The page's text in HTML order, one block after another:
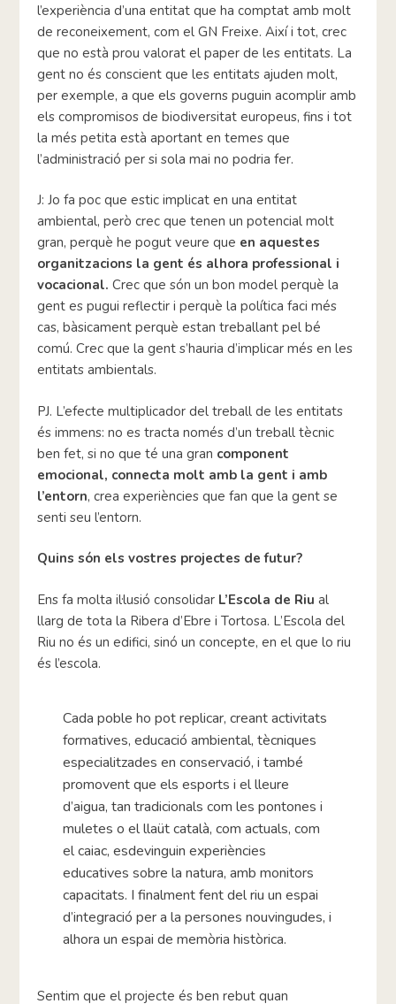
l’experiència d’una entitat que ha comptat amb molt
de reconeixement, com el GN Freixe. Així i tot, crec
que no està prou valorat el paper de les entitats. La
gent no és conscient que les entitats ajuden molt,
per exemple, a que els governs puguin acomplir amb
els compromisos de biodiversitat europeus, fins i tot
la més petita està aportant en temes que
l’administració per si sola mai no podria fer.
J: Jo fa poc que estic implicat en una entitat
ambiental, però crec que tenen un potencial molt
gran, perquè he pogut veure que en aquestes
organitzacions la gent és alhora professional i
vocacional.Crec que són un bon model perquè la
gent es pugui reflectir i perquè la política faci més
cas, bàsicament perquè estan treballant pel bé
comú. Crec que la gent s’hauria d’implicar més en les
entitats ambientals.
PJ. L’efecte multiplicador del treball de les entitats
és immens: no es tracta només d’un treball tècnic
ben fet, si no que té una gran component
emocional, connecta molt amb la gent i amb
l’entorn, crea experiències que fan que la gent se
senti seu l’entorn.
Quins són els vostres projectes de futur?
Ens fa molta il·lusió consolidar L’Escola de Riu al
llarg de tota la Ribera d’Ebre i Tortosa. L’Escola del
Riu no és un edifici, sinó un concepte, en el que lo riu
és l’escola.
Cada poble ho pot replicar, creant activitats
formatives, educació ambiental, tècniques
especialitzades en conservació, i també
promovent que els esports i el lleure
d’aigua, tan tradicionals com les pontones i
muletes o el llaüt català, com actuals, com
el caiac, esdevinguin experiències
educatives sobre la natura, amb monitors
capacitats. I finalment fent del riu un espai
d’integració per a la persones nouvingudes, i
alhora un espai de memòria històrica.
Sentim que el projecte és ben rebut quan